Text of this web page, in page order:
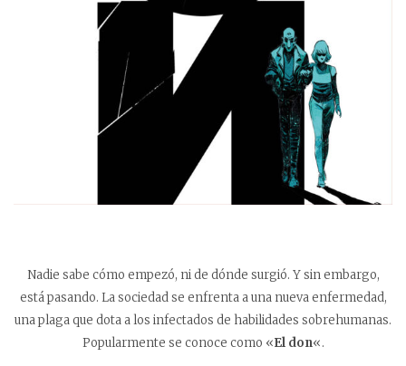
Nadie sabe cómo empezó, ni de dónde surgió. Y sin embargo,
está pasando. La sociedad se enfrenta a una nueva enfermedad,
una plaga que dota a los infectados de habilidades sobrehumanas.
Popularmente se conoce como «El don«.